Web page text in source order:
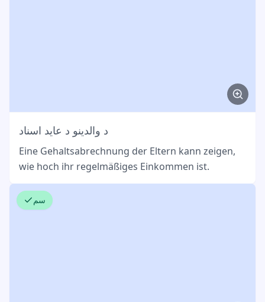
د والدینو د عاید اسناد
Eine Gehaltsabrechnung der Eltern kann zeigen,
wie hoch ihr regelmäßiges Einkommen ist.
سم